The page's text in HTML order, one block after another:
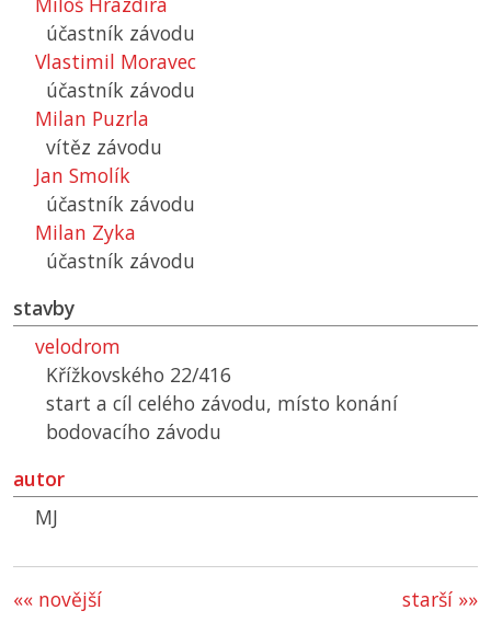
účastník závodu
Vlastimil Moravec
účastník závodu
Milan Puzrla
vítěz závodu
Jan Smolík
účastník závodu
Milan Zyka
účastník závodu
stavby
velodrom
Křížkovského 22/416
start a cíl celého závodu, místo konání
bodovacího závodu
autor
MJ
starší »»
«« novější